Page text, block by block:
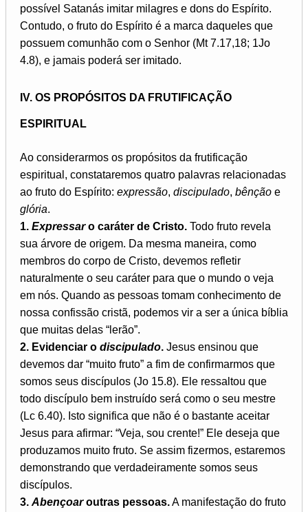
possível Satanás imitar milagres e dons do Espírito.
Contudo, o fruto do Espírito é a marca daqueles que
possuem comunhão com o Senhor (Mt 7.17,18; 1Jo
4.8), e jamais poderá ser imitado.
IV. OS PROPÓSITOS DA FRUTIFICAÇÃO
ESPIRITUAL
Ao considerarmos os propósitos da frutificação
espiritual, constataremos quatro palavras relacionadas
ao fruto do Espírito: expressão, discipulado, bênção e
glória.
1. Expressaro caráter de Cristo. Todo fruto revela
sua árvore de origem. Da mesma maneira, como
membros do corpo de Cristo, devemos refletir
naturalmente o seu caráter para que o mundo o veja
em nós. Quando as pessoas tomam conhecimento de
nossa confissão cristã, podemos vir a ser a única bíblia
que muitas delas “lerão”.
2. Evidenciar o discipulado. Jesus ensinou que
devemos dar “muito fruto” a fim de confirmarmos que
somos seus discípulos (Jo 15.8). Ele ressaltou que
todo discípulo bem instruído será como o seu mestre
(Lc 6.40). Isto significa que não é o bastante aceitar
Jesus para afirmar: “Veja, sou crente!” Ele deseja que
produzamos muito fruto. Se assim fizermos, estaremos
demonstrando que verdadeiramente somos seus
discípulos.
3. Abençoaroutras pessoas.A manifestação do fruto